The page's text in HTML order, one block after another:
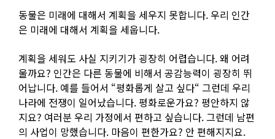
동물은 미래에 대해서 계획을 세우지 못합니다. 우리 인간
은 미래에 대해서 계획을 세웁니다.
계획을 세워도 사실 지키기가 굉장히 어렵습니다. 왜 어려
울까요? 인간은 다른 동물에 비해서 공감능력이 굉장히 뛰
어납니다. 예를 들어서 “평화롭게 살고 싶다“ 그런데 우리
나라에 전쟁이 일어났습니다. 평화로운가요? 평안하지 않
지요? 여러분 우리 가정에서 편하고 싶습니다. 그런데 남편
의 사업이 망했습니다. 마음이 편한가요? 안 편해지지요.